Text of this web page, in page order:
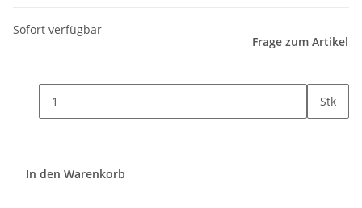
Sofort verfügbar
Frage zum Artikel
Stk
In den Warenkorb